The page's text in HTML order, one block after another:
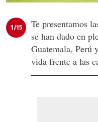
1/15
Te presentamos
se han dado en
Guatemala, Perú
vida frente a las